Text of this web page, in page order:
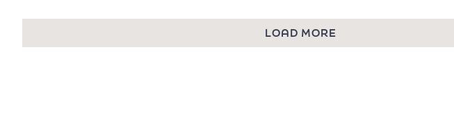
LOAD MORE